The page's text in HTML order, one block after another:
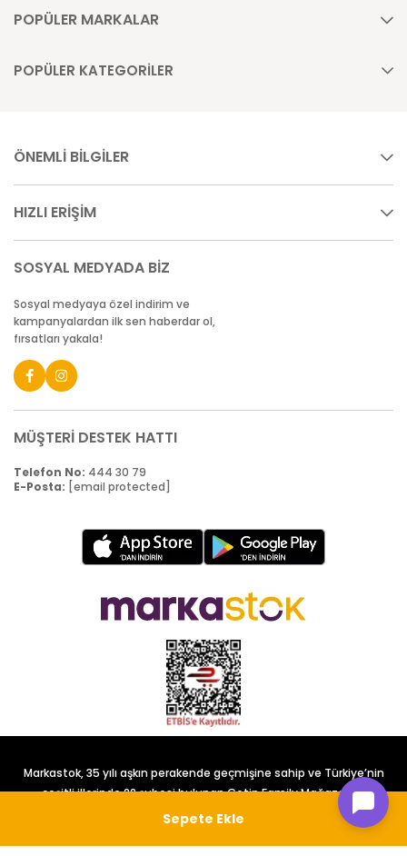
POPÜLER MARKALAR
POPÜLER KATEGORİLER
ÖNEMLİ BİLGİLER
HIZLI ERİŞİM
SOSYAL MEDYADA BİZ
Sosyal medyaya özel indirim ve
kampanyalardan ilk sen haberdar ol,
fırsatları yakala!
MÜŞTERİ DESTEK HATTI
Telefon No: 444 30 79
E-Posta: [email protected]
Markastok, 35 yılı aşkın perakende geçmişine sahip ve Türkiye’nin
çeşitli illerinde 22 şubesi bulunan Çetin Family Mağazacılık
tarafından kurulmuştur.